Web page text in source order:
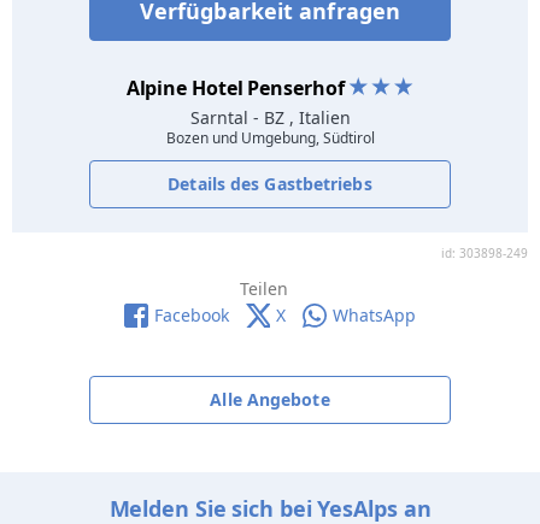
Verfügbarkeit anfragen
Alpine Hotel Penserhof
Sarntal - BZ , Italien
Bozen und Umgebung, Südtirol
Details des Gastbetriebs
id: 303898-249
Teilen
Facebook
X WhatsApp
Alle Angebote
Melden Sie sich bei YesAlps an